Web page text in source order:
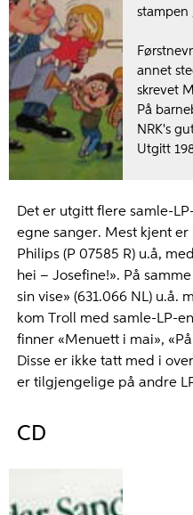
stampen
annet
skrevet
På
NRK's
Utgitt
Det er utgitt flere samle-
egne sanger. Mest kjent er
Philips (P 07585 R) u.å,
hei – Josefine!». På
sin vise» (631.066 NL) u.å.
kom Troll med samle-LP-
finner «Menuett i mai»,
Disse er ikke tatt med i
er tilgjengelige på andre
CD